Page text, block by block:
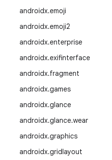
androidx.emoji
androidx.emoji2
androidx.enterprise
androidx.exifinterface
androidx.fragment
androidx.games
androidx.glance
androidx.glance.wear
androidx.graphics
androidx.gridlayout